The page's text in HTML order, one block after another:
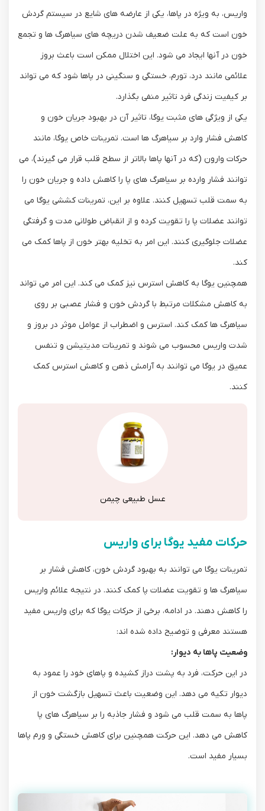
واریس، به ‌ویژه در پاها، یکی از عارضه‌ های شایع در سیستم گردش
خون است که به علت ضعیف شدن دریچه ‌های سیاهرگ ‌ها و تجمع
خون در آنها ایجاد می ‌شود. این اختلال ممکن است باعث بروز
علائمی مانند درد، تورم، خستگی و سنگینی در پاها شود که می ‌تواند
بر کیفیت زندگی فرد تاثیر منفی بگذارد.
یکی از ویژگی ‌های مثبت یوگا، تاثیر آن در بهبود جریان خون و
کاهش فشار وارد بر سیاهرگ‌ ها است. تمرینات خاص یوگا، مانند
حرکات وارون (که در آنها پاها بالاتر از سطح قلب قرار می ‌گیرند)، می
‌توانند فشار وارده بر سیاهرگ‌ های پا را کاهش داده و جریان خون را
به سمت قلب تسهیل کنند. علاوه بر این، تمرینات کششی یوگا می
‌توانند عضلات پا را تقویت کرده و از انقباض طولانی ‌مدت و گرفتگی
عضلات جلوگیری کنند. این امر به تخلیه بهتر خون از پاها کمک می
‌کند.
همچنین یوگا به کاهش استرس نیز کمک می ‌کند. این امر می ‌تواند
به کاهش مشکلات مرتبط با گردش خون و فشار عصبی بر روی
سیاهرگ‌ ها کمک کند. استرس و اضطراب از عوامل موثر در بروز و
شدت واریس محسوب می ‌شوند و تمرینات مدیتیشن و تنفس
عمیق در یوگا می ‌توانند به آرامش ذهن و کاهش استرس کمک
کنند.
عسل طبیعی چیمن
حرکات مفید یوگا برای واریس
تمرینات یوگا می ‌توانند به بهبود گردش خون، کاهش فشار بر
سیاهرگ ‌ها و تقویت عضلات پا کمک کنند. در نتیجه علائم واریس
را کاهش دهند. در ادامه، برخی از حرکات یوگا که برای واریس مفید
هستند معرفی و توضیح داده شده ‌اند:
وضعیت پاها به دیوار:
در این حرکت، فرد به پشت دراز کشیده و پاهای خود را عمود به
دیوار تکیه می‌ دهد. این وضعیت باعث تسهیل بازگشت خون از
پاها به سمت قلب می‌ شود و فشار جاذبه را بر سیاهرگ ‌های پا
کاهش می‌ دهد. این حرکت همچنین برای کاهش خستگی و ورم پاها
بسیار مفید است.